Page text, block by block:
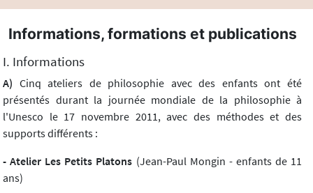
Informations, formations et publications
I. Informations
A) Cinq ateliers de philosophie avec des enfants ont été
présentés durant la journée mondiale de la philosophie à
l'Unesco le 17 novembre 2011, avec des méthodes et des
supports différents :
- Atelier Les Petits Platons (Jean-Paul Mongin - enfants de 11
ans)